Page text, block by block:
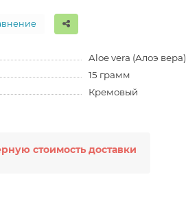
Aloe vera (Алоэ вера)
15 грамм
Кремовый
стоимость доставки